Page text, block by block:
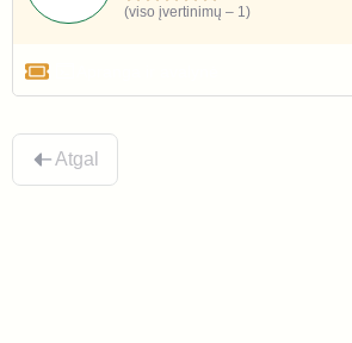
(viso įvertinimų – 1)
Atgal